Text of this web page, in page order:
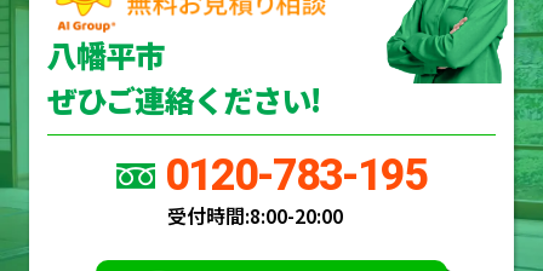
八幡平市
ぜひご連絡ください!
0120-783-195
受付時間:8:00-20:00